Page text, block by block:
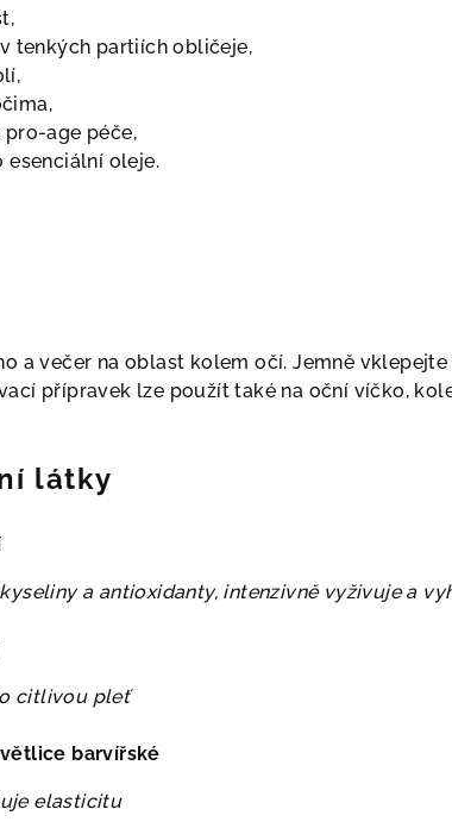
tenkých partiích obličeje,
age péče,
oleje.
a večer na oblast kolem očí. Jemně
přípravek lze použít také na oční víčko,
látky
a antioxidanty, intenzivně vyživuje a
citlivou pleť
barvířské
elasticitu